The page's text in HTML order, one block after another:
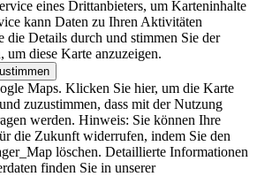
eines Drittanbieters, um Karteninhalte
kann Daten zu Ihren Aktivitäten
die Details durch und stimmen Sie der
um diese Karte anzuzeigen.
Maps. Klicken Sie hier, um die Karte
zuzustimmen, dass mit der Nutzung
werden. Hinweis: Sie können Ihre
die Zukunft widerrufen, indem Sie den
löschen. Detaillierte Informationen
finden Sie in unserer